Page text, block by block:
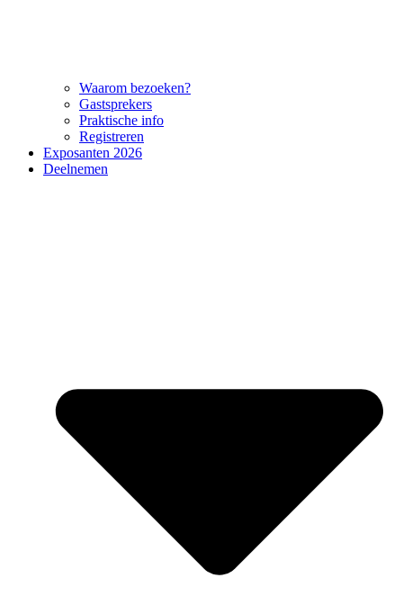
Waarom bezoeken?
Gastsprekers
Praktische info
Registreren
Exposanten 2026
Deelnemen